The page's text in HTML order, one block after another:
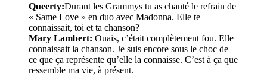
Queerty:Durant les Grammys tu as chanté le refrain de
« Same Love » en duo avec Madonna. Elle te
connaissait, toi et ta chanson?
Mary Lambert: Ouais, c’était complètement fou. Elle
connaissait la chanson. Je suis encore sous le choc de
ce que ça représente qu’elle la connaisse. C’est à ça que
ressemble ma vie, à présent.